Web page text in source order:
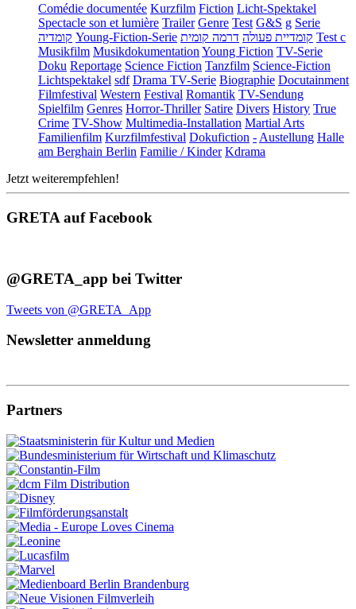
Comédie documentée Kurzfilm Fiction Licht-Spektakel
Spectacle son et lumière Trailer Genre Test G&S g Serie
קומדיה Young-Fiction-Serie קומדיית פעולה דרמה קומית
Test c
Musikfilm Musikdokumentation Young Fiction TV-Serie
Doku Reportage Science Fiction Tanzfilm Science-Fiction
Lichtspektakel sdf Drama TV-Serie Biographie Docutainment
Filmfestival Western Festival Romantik TV-Sendung
Spielfilm Genres Horror-Thriller Satire Divers History True
Crime TV-Show Multimedia-Installation Martial Arts
Familienfilm Kurzfilmfestival Dokufiction - Austellung Halle
am Berghain Berlin Familie / Kinder Kdrama
Jetzt weiterempfehlen!
GRETA auf Facebook
@GRETA_app bei Twitter
Tweets von @GRETA_App
Newsletter anmeldung
Partners